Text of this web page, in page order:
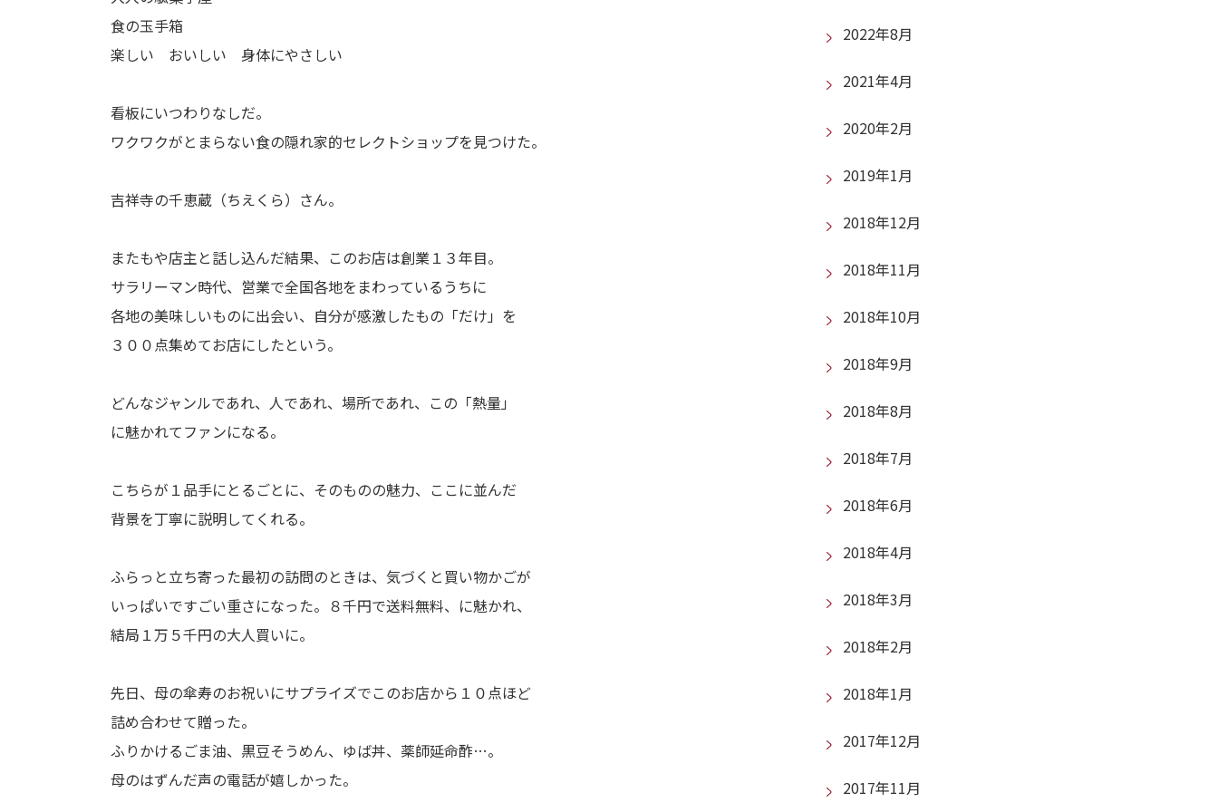
食の玉手箱
楽しい おいしい 身体にやさしい
看板にいつわりなしだ。
ワクワクがとまらない食の隠れ家的セレクトショップを見つけた。
吉祥寺の千恵蔵（ちえくら）さん。
またもや店主と話し込んだ結果、このお店は創業１３年目。
サラリーマン時代、営業で全国各地をまわっているうちに
各地の美味しいものに出会い、自分が感激したもの「だけ」を
３００点集めてお店にしたという。
どんなジャンルであれ、人であれ、場所であれ、この「熱量」
に魅かれてファンになる。
こちらが１品手にとるごとに、そのものの魅力、ここに並んだ
背景を丁寧に説明してくれる。
ふらっと立ち寄った最初の訪問のときは、気づくと買い物かごが
いっぱいですごい重さになった。８千円で送料無料、に魅かれ、
結局１万５千円の大人買いに。
先日、母の傘寿のお祝いにサプライズでこのお店から１０点ほど
詰め合わせて贈った。
ふりかけるごま油、黒豆そうめん、ゆば丼、薬師延命酢…。
母のはずんだ声の電話が嬉しかった。
2022年8月
2021年4月
2020年2月
2019年1月
2018年12月
2018年11月
2018年10月
2018年9月
2018年8月
2018年7月
2018年6月
2018年4月
2018年3月
2018年2月
2018年1月
2017年12月
2017年11月